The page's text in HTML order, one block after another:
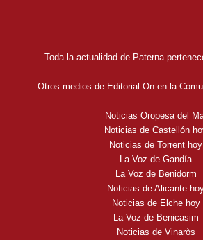
Toda la actualidad de Paterna
Otros medios de Editorial On en la
Noticias Oropesa del
Noticias de Castellón
Noticias de Torrent hoy
La Voz de Gandía
La Voz de Benidorm
Noticias de Alicante
Noticias de Elche hoy
La Voz de Benicasim
Noticias de Vinaròs